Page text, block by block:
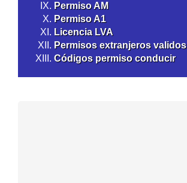
Permiso AM
Permiso A1
Licencia LVA
Permisos extranjeros validos
Códigos permiso conducir